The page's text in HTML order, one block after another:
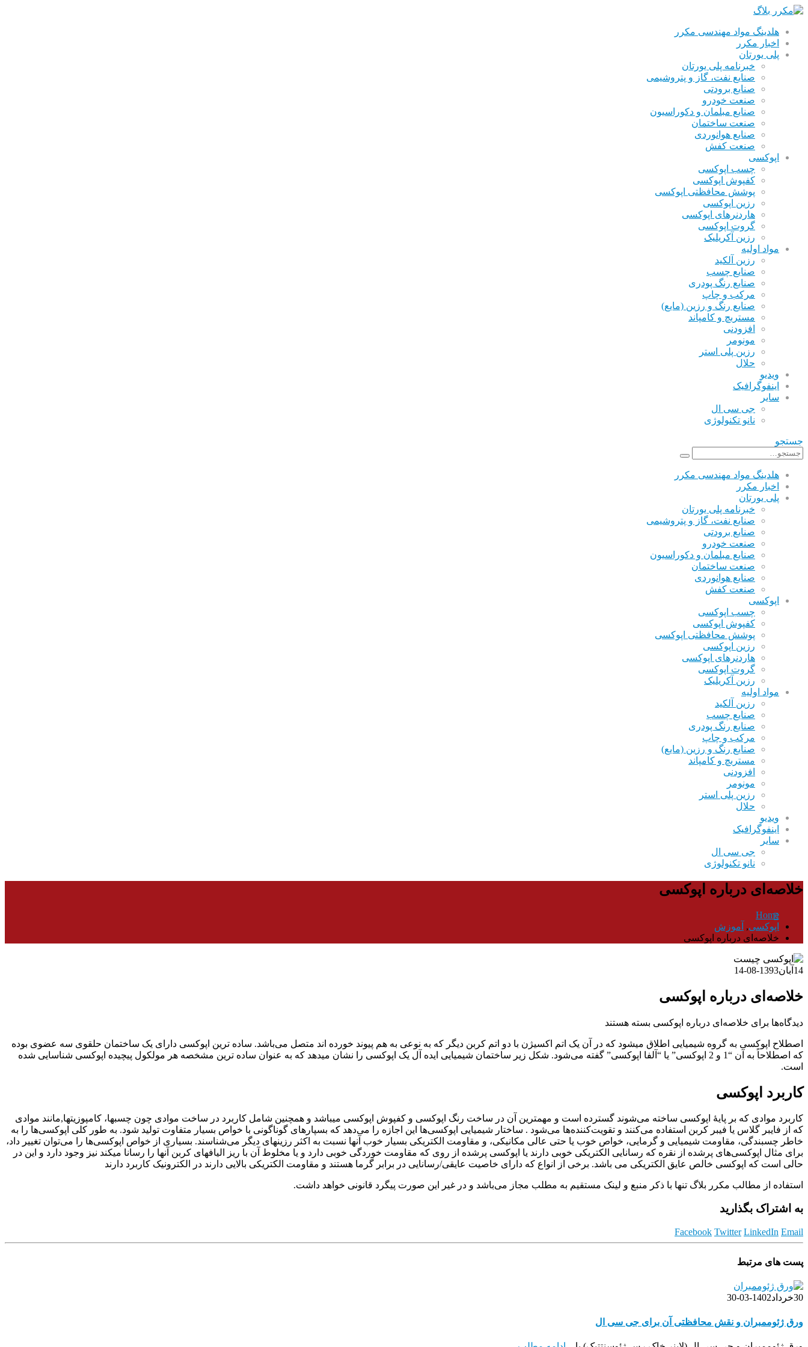
هلدینگ مواد مهندسی مکرر
اخبار مکرر
پلی یورتان
خبرنامه پلی یورتان
صنایع نفت، گاز و پتروشیمی
صنایع برودتی
صنعت خودرو
صنایع مبلمان و دکوراسیون
صنعت ساختمان
صنایع هوانوردی
صنعت کفش
اپوکسی
چسب اپوکسی
کفپوش اپوکسی
پوشش محافظتی اپوکسی
رزین اپوکسی
هاردنرهای اپوکسی
گروت اپوکسی
رزین آکریلیک
مواد اولیه
رزین آلکید
صنایع چسب
صنایع رنگ پودری
مرکب و چاپ
صنایع رنگ و رزین (مایع)
مستربچ و کامپاند
افزودنی
مونومر
رزین پلی استر
حلال
ویدیو
اینفوگرافیک
سایر
جی سی ال
نانو تکنولوژی
جستجو
هلدینگ مواد مهندسی مکرر
اخبار مکرر
پلی یورتان
خبرنامه پلی یورتان
صنایع نفت، گاز و پتروشیمی
صنایع برودتی
صنعت خودرو
صنایع مبلمان و دکوراسیون
صنعت ساختمان
صنایع هوانوردی
صنعت کفش
اپوکسی
چسب اپوکسی
کفپوش اپوکسی
پوشش محافظتی اپوکسی
رزین اپوکسی
هاردنرهای اپوکسی
گروت اپوکسی
رزین آکریلیک
مواد اولیه
رزین آلکید
صنایع چسب
صنایع رنگ پودری
مرکب و چاپ
صنایع رنگ و رزین (مایع)
مستربچ و کامپاند
افزودنی
مونومر
رزین پلی استر
حلال
ویدیو
اینفوگرافیک
سایر
جی سی ال
نانو تکنولوژی
خلاصه‌ای درباره اپوکسی
Home
اپوکسی, آموزش
خلاصه‌ای درباره اپوکسی
14 آبان1393-08-14
خلاصه‌ای درباره اپوکسی
دیدگاه‌ها برای خلاصه‌ای درباره اپوکسی بسته هستند
اصطلاح اپوکسی به گروه شیمیایی اطلاق میشود که در آن یک اتم اکسیژن با دو اتم کربن دیگر که به نوعی به هم پیوند خورده اند متصل می‌باشد. ساده ترین اپوکسی دارای یک ساختمان حلقوی سه عضوی بوده
که اصطلاحاً به آن “1 و 2 اپوکسی” یا “آلفا اپوکسی” گفته می‌شود. شکل زیر ساختمان شیمیایی ایده آل یک اپوکسی را نشان میدهد که به عنوان ساده ترین مشخصه هر مولکول پیچیده اپوکسی شناسایی شده
است.
کاربرد اپوکسی
کاربرد موادی که بر پایهٔ اپوکسی ساخته می‌شوند گسترده‌ است و مهمترین آن در ساخت رنگ اپوکسی و کفپوش اپوکسی میباشد و همچنین شامل کاربرد در ساخت موادی چون چسبها، کامپوزیتها,مانند موادی
که از فایبر گلاس یا فیبر کربن استفاده می‌کنند و تقویت‌کننده‌ها می‌شود . ساختار شیمیایی اپوکسی‌ها این اجازه را می‌دهد که بسپارهای گوناگونی با خواص بسیار متفاوت تولید شود. به طور کلی اپوکسی‌ها را به
خاطر چسبندگی، مقاومت شیمیایی و گرمایی، خواص خوب یا حتی عالی مکانیکی، و مقاومت الکتریکی بسیار خوب آنها نسبت به اکثر رزینهای دیگر می‌شناسند. بسیاری از خواص اپوکسی‌ها را می‌توان تغییر داد،
برای مثال اپوکسی‌های پرشده از نقره که رسانایی الکتریکی خوبی دارند یا اپوکسی پرشده از روی که مقاومت خوردگی خوبی دارد و یا مخلوط آن با ریز الیافهای کربن آنها را رسانا میکند نیز وجود دارد و این در
حالی است که اپوکسی‌ خالص عایق الکتریکی می باشد. برخی از انواع که دارای خاصیت عایقی/رسانایی در برابر گرما هستند و مقاومت الکتریکی بالایی دارند در الکترونیک کاربرد دارند
استفاده از مطالب مکرر بلاگ تنها با ذکر منبع و لینک مستقیم به مطلب مجاز می‌باشد و در غیر این صورت پیگرد قانونی خواهد داشت.
به اشتراک بگذارید
Facebook Twitter LinkedIn Email
پست های مرتبط
30خرداد1402-03-30
ورق ژئوممبران و نقش محافظتی آن برای جی سی ال